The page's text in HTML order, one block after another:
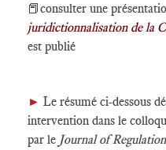
📕consulter une
juridictionnalisation de la
est publié
► Le résumé ci-dessous
intervention dans le
par le Journal of